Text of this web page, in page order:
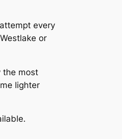
every
or
the most
lighter